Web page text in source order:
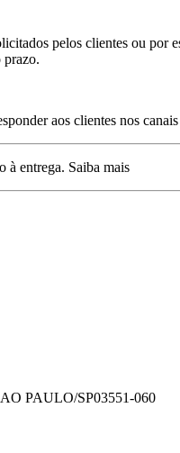
pelos clientes ou
prazo.
aos clientes nos
à entrega. Saiba mais
PAULO/SP03551-060